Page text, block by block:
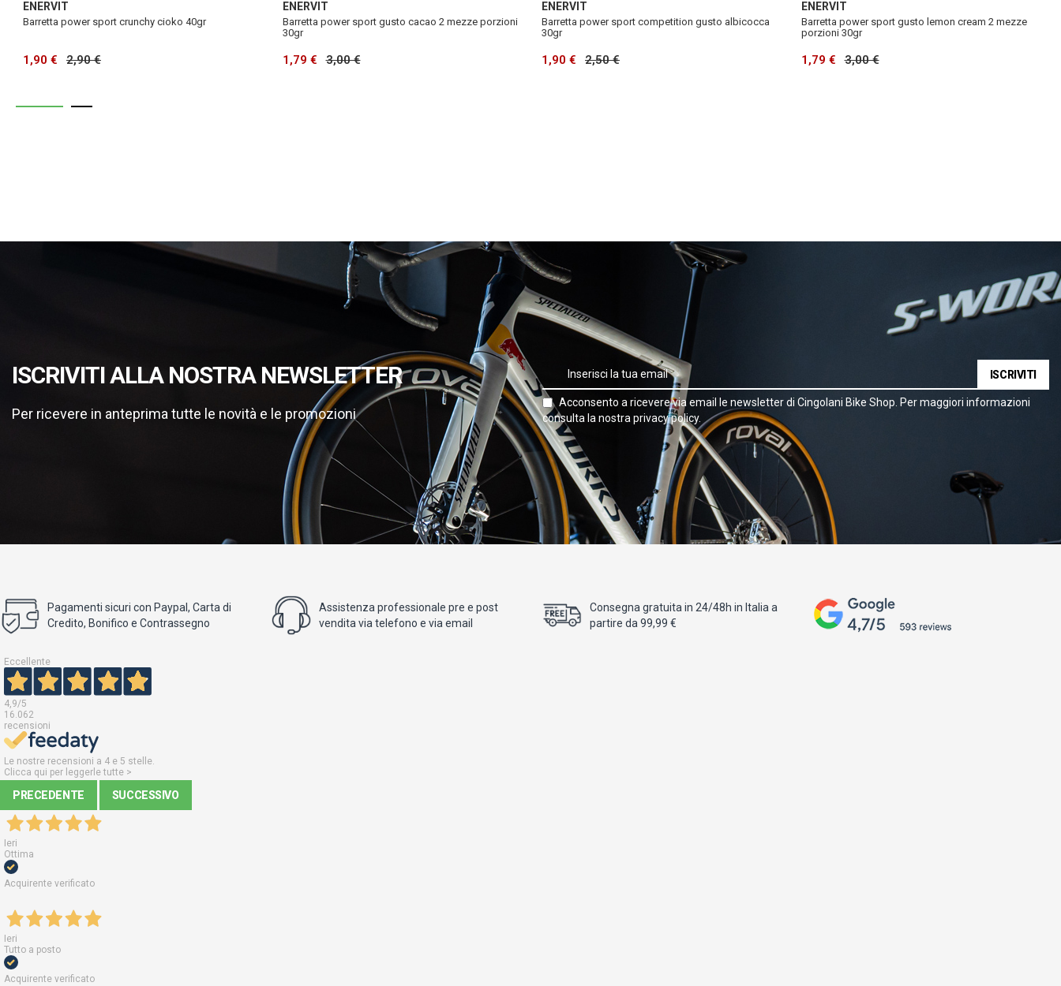
ENERVIT
Barretta power sport crunchy cioko 40gr
1,90 € 2,90 €
ENERVIT
Barretta power sport gusto cacao 2 mezze porzioni
30gr
1,79 € 3,00 €
ENERVIT
Barretta power sport competition gusto albicocca
30gr
1,90 € 2,50 €
ENERVIT
Barretta power sport gusto lemon cream 2 mezze
porzioni 30gr
1,79 € 3,00 €
ISCRIVITI ALLA NOSTRA NEWSLETTER
Per ricevere in anteprima tutte le novità e le promozioni
ISCRIVITI
Acconsento a ricevere via email le newsletter di Cingolani Bike Shop. Per maggiori informazioni
consulta la nostra privacy policy.
Pagamenti sicuri con Paypal, Carta di
Credito, Bonifico e Contrassegno
Assistenza professionale pre e post
vendita via telefono e via email
Consegna gratuita in 24/48h in Italia a
partire da 99,99 €
Eccellente
4,9/5
16.062
recensioni
Le nostre recensioni a 4 e 5 stelle.
Clicca qui per leggerle tutte >
PRECEDENTE SUCCESSIVO
Ieri
Ottima
Acquirente verificato
Ieri
Tutto a posto
Acquirente verificato